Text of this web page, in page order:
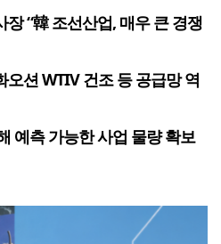
“韓 조선산업, 매우 큰 경쟁
오션 WTIV 건조 등 공급망 역
예측 가능한 사업 물량 확보